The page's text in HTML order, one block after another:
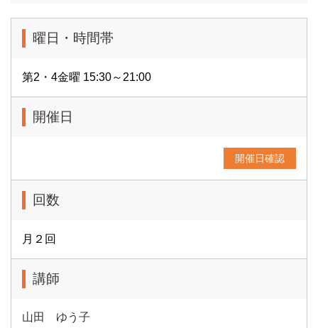
曜日・時間帯
第2・4金曜 15:30～21:00
開催日
開催日確認
回数
月２回
講師
山田 ゆう子